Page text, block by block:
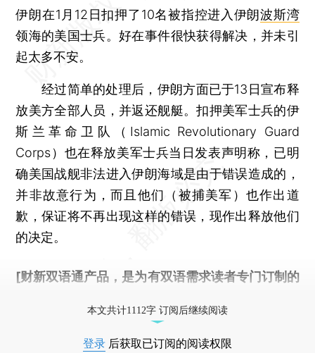
伊朗在1月12日扣押了10名被指控进入伊朗波斯湾
领海的美国士兵。好在事件很快获得解决，并未引
起太多不安。
经过简单的处理后，伊朗方面已于13日宣布释
放美方全部人员，并返还舰艇。扣押美军士兵的伊
斯兰革命卫队（Islamic Revolutionary Guard
Corps）也在释放美军士兵当日发表声明称，已明
确美国战舰非法进入伊朗海域是由于错误造成的，
并非故意行为，而且他们（被捕美军）也作出道
歉，保证将不再出现这样的错误，现作出释放他们
的决定。
[财新双语通产品，是为有双语需求读者专门订制的
本文共计1112字 订阅后继续阅读
登录 后获取已订阅的阅读权限